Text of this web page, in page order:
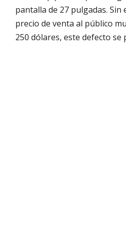
pantalla de 27 pulgadas. Sin
precio de venta al público
250 dólares, este defecto se